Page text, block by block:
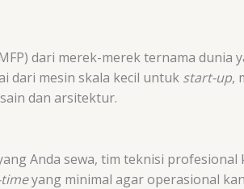
dari merek-merek ternama dunia
dari mesin skala kecil untuk start-up,
dan arsitektur.
Anda sewa, tim teknisi
yang minimal agar operasional